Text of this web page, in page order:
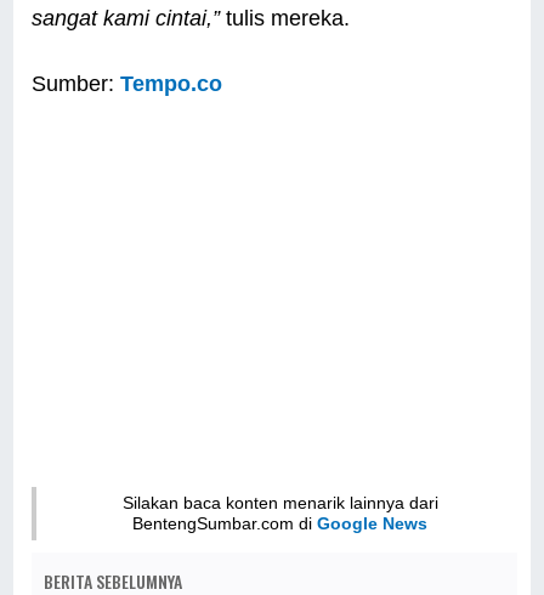
sangat kami cintai,”tulis mereka.
Sumber:Tempo.co
Silakan baca konten menarik lainnya dari
BentengSumbar.com diGoogle News
BERITA SEBELUMNYA